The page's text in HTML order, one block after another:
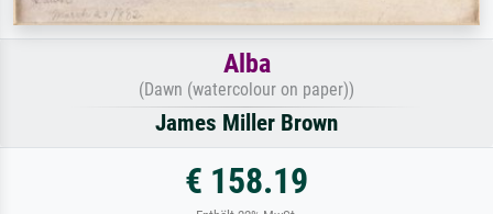
Alba
(Dawn (watercolour on paper))
James Miller Brown
€ 158.19